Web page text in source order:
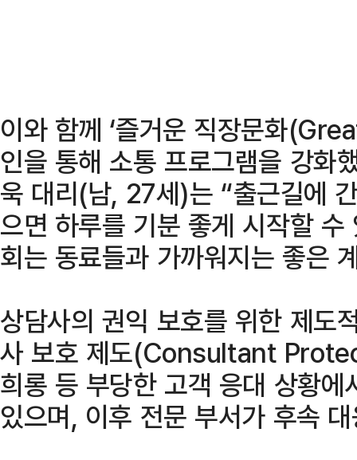
이와 함께 ‘즐거운 직장문화
인을 통해 소통 프로그램을 강화
욱 대리(남, 27세)는 “출근길에
으면 하루를 기분 좋게 시작할
회는 동료들과 가까워지는 좋은
상담사의 권익 보호를 위한 제도
사 보호 제도(Consultant
희롱 등 부당한 고객 응대 상황
있으며, 이후 전문 부서가 후속